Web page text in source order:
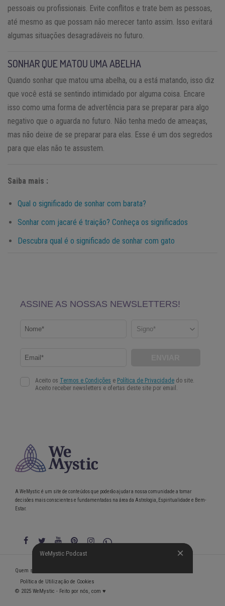
pessoais ou profissionais. Evite conflitos e trate bem as pessoas,
até mesmo as que possam não merecer tanto assim. Isso evitará
algumas situações desagradáveis no futuro.
SONHAR QUE MATOU UMA ABELHA
Quando sonhar que matou uma abelha, ou a está matando, isso diz
que você está se sentindo intimidado por alguma coisa. Encare
isso como uma forma de advertência para se preparar para algo
negativo que o aguarda no futuro. Não tenha medo de ameaças,
mas não deixe de se preparar para elas. Esse é um dos segredos
para que elas não te assustem.
Saiba mais :
Qual o significado de sonhar com barata?
Sonhar com jacaré é traição? Conheça os significados
Descubra qual é o significado de sonhar com gato
WeMystic Podcast
A WeMystic é um site de conteúdos que poderão ajudar a nossa comunidade a tomar
decisões mais conscientes e fundamentadas na área da Astrologia, Espiritualidade e Bem-
Estar.
WeMystic Podcast
Quem somos
Política de Utilização de Cookies
© 2025 WeMystic - Feito por nós, com ♥